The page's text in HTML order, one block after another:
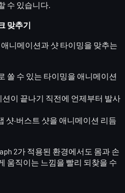
수 있습니다.
맞추기
니메이션과 샷 타이밍을 맞추는
쏠 수 있는 타이밍을 애니메이션
이 끝나기 직전에 언제부터 발사
샷·버스트 샷을 애니메이션 리듬
2가 적용된 환경에서도 몸과 손
움직이는 느낌을 빨리 되찾을 수